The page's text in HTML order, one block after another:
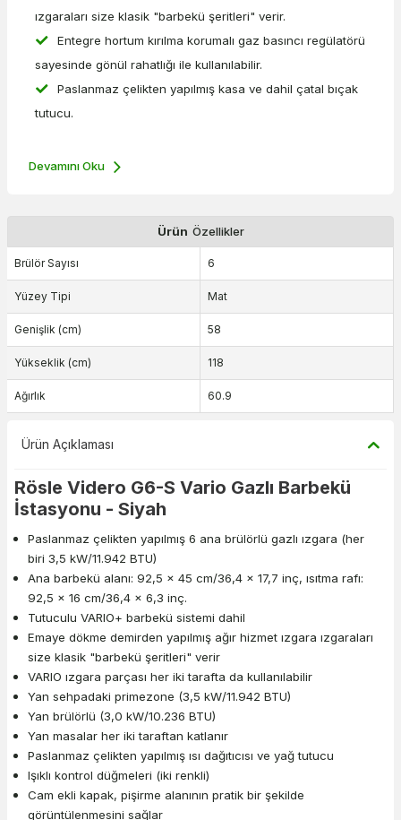
ızgaraları size klasik "barbekü şeritleri" verir.
Entegre hortum kırılma korumalı gaz basıncı regülatörü
sayesinde gönül rahatlığı ile kullanılabilir.
Paslanmaz çelikten yapılmış kasa ve dahil çatal bıçak
tutucu.
Devamını Oku
Ürün Özellikler
Brülör Sayısı 6
Yüzey Tipi Mat
Genişlik (cm) 58
Yükseklik (cm) 118
Ağırlık 60.9
Ürün Açıklaması
Rösle Videro G6-S Vario Gazlı Barbekü
İstasyonu - Siyah
Paslanmaz çelikten yapılmış 6 ana brülörlü gazlı ızgara (her
biri 3,5 kW/11.942 BTU)
Ana barbekü alanı: 92,5 × 45 cm/36,4 x 17,7 inç, ısıtma rafı:
92,5 × 16 cm/36,4 x 6,3 inç.
Tutuculu VARIO+ barbekü sistemi dahil
Emaye dökme demirden yapılmış ağır hizmet ızgara ızgaraları
size klasik "barbekü şeritleri" verir
VARIO ızgara parçası her iki tarafta da kullanılabilir
Yan sehpadaki primezone (3,5 kW/11.942 BTU)
Yan brülörlü (3,0 kW/10.236 BTU)
Yan masalar her iki taraftan katlanır
Paslanmaz çelikten yapılmış ısı dağıtıcısı ve yağ tutucu
Işıklı kontrol düğmeleri (iki renkli)
Cam ekli kapak, pişirme alanının pratik bir şekilde
görüntülenmesini sağlar